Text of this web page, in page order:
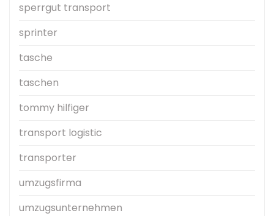
sperrgut transport
sprinter
tasche
taschen
tommy hilfiger
transport logistic
transporter
umzugsfirma
umzugsunternehmen